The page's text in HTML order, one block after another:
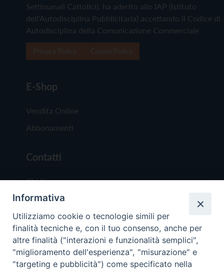
Settimanali Cattolici), ha aderito allo IAP (Istituto
dell'Autodisciplina Pubblicitaria) accettando il Codice di
Autodisciplina della Comunicazione Commerciale
E-Shop
Vendita Online
Abbonamenti
Contatti
Chi Siamo
Redazione
Scrivici
Informativa
Utilizziamo cookie o tecnologie simili per
finalità tecniche e, con il tuo consenso, anche per
altre finalità ("interazioni e funzionalità semplici",
"miglioramento dell'esperienza", "misurazione" e
"targeting e pubblicità") come specificato nella